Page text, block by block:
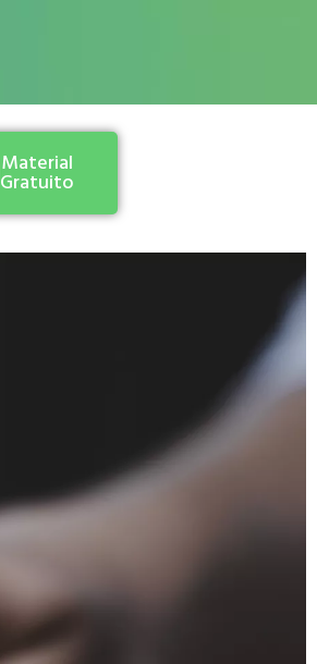
Material
Gratuito